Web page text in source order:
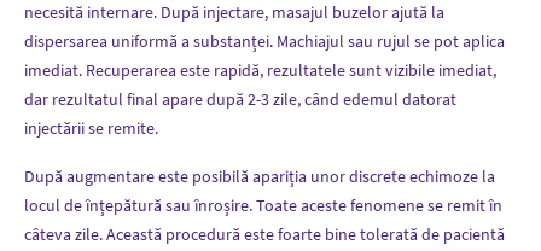
necesită internare. După injectare, masajul buzelor ajută la
dispersarea uniformă a substanței. Machiajul sau rujul se pot aplica
imediat. Recuperarea este rapidă, rezultatele sunt vizibile imediat,
dar rezultatul final apare după 2-3 zile, când edemul datorat
injectării se remite.
După augmentare este posibilă apariția unor discrete echimoze la
locul de înțepătură sau înroșire. Toate aceste fenomene se remit în
câteva zile. Această procedură este foarte bine tolerată de pacientă